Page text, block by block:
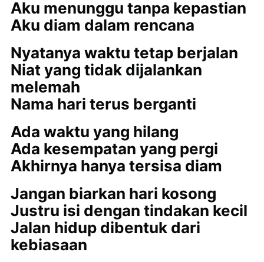
Aku menunggu tanpa kepastian
Aku diam dalam rencana
Nyatanya waktu tetap berjalan
Niat yang tidak dijalankan
melemah
Nama hari terus berganti
Ada waktu yang hilang
Ada kesempatan yang pergi
Akhirnya hanya tersisa diam
Jangan biarkan hari kosong
Justru isi dengan tindakan kecil
Jalan hidup dibentuk dari
kebiasaan